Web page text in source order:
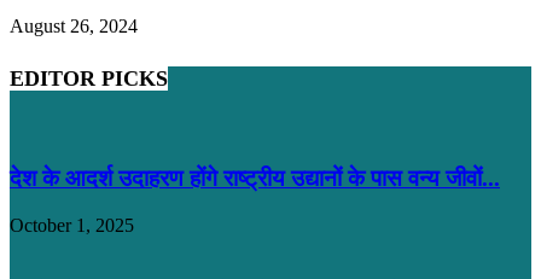
August 26, 2024
EDITOR PICKS
देश के आदर्श उदाहरण होंगे राष्ट्रीय उद्यानों के पास वन्य जीवों...
October 1, 2025